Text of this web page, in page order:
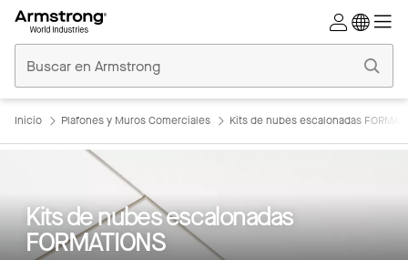
Comerciales
Inicio
Inicio Plafones y Muros Comerciales Kits de nubes escalonadas
Kits de nubes escalonadas
FORMATIONS